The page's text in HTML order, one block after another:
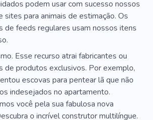
podem usar com sucesso nossos
sites para animais de estimação. Os
de feeds regulares usam nossos itens
Esse recurso atrai fabricantes ou
de produtos exclusivos. Por exemplo,
escovas para pentear lã que não
indesejados no apartamento.
você pela sua fabulosa nova
o incrível construtor multilíngue.